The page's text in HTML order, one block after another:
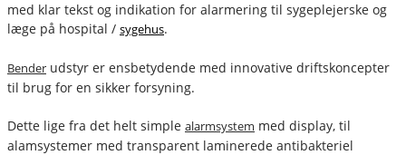
med klar tekst og indikation for alarmering til sygeplejerske og
læge på hospital / sygehus.
Bender udstyr er ensbetydende med innovative driftskoncepter
til brug for en sikker forsyning.
Dette lige fra det helt simple alarmsystem med display, til
alamsystemer med transparent laminerede antibakteriel